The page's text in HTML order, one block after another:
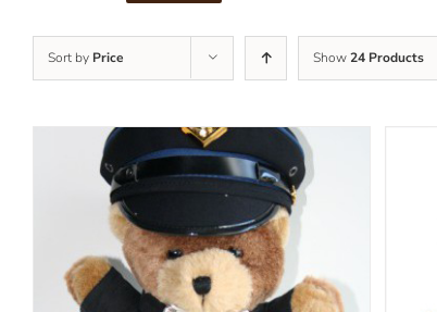
Sort by Price Show24 Products